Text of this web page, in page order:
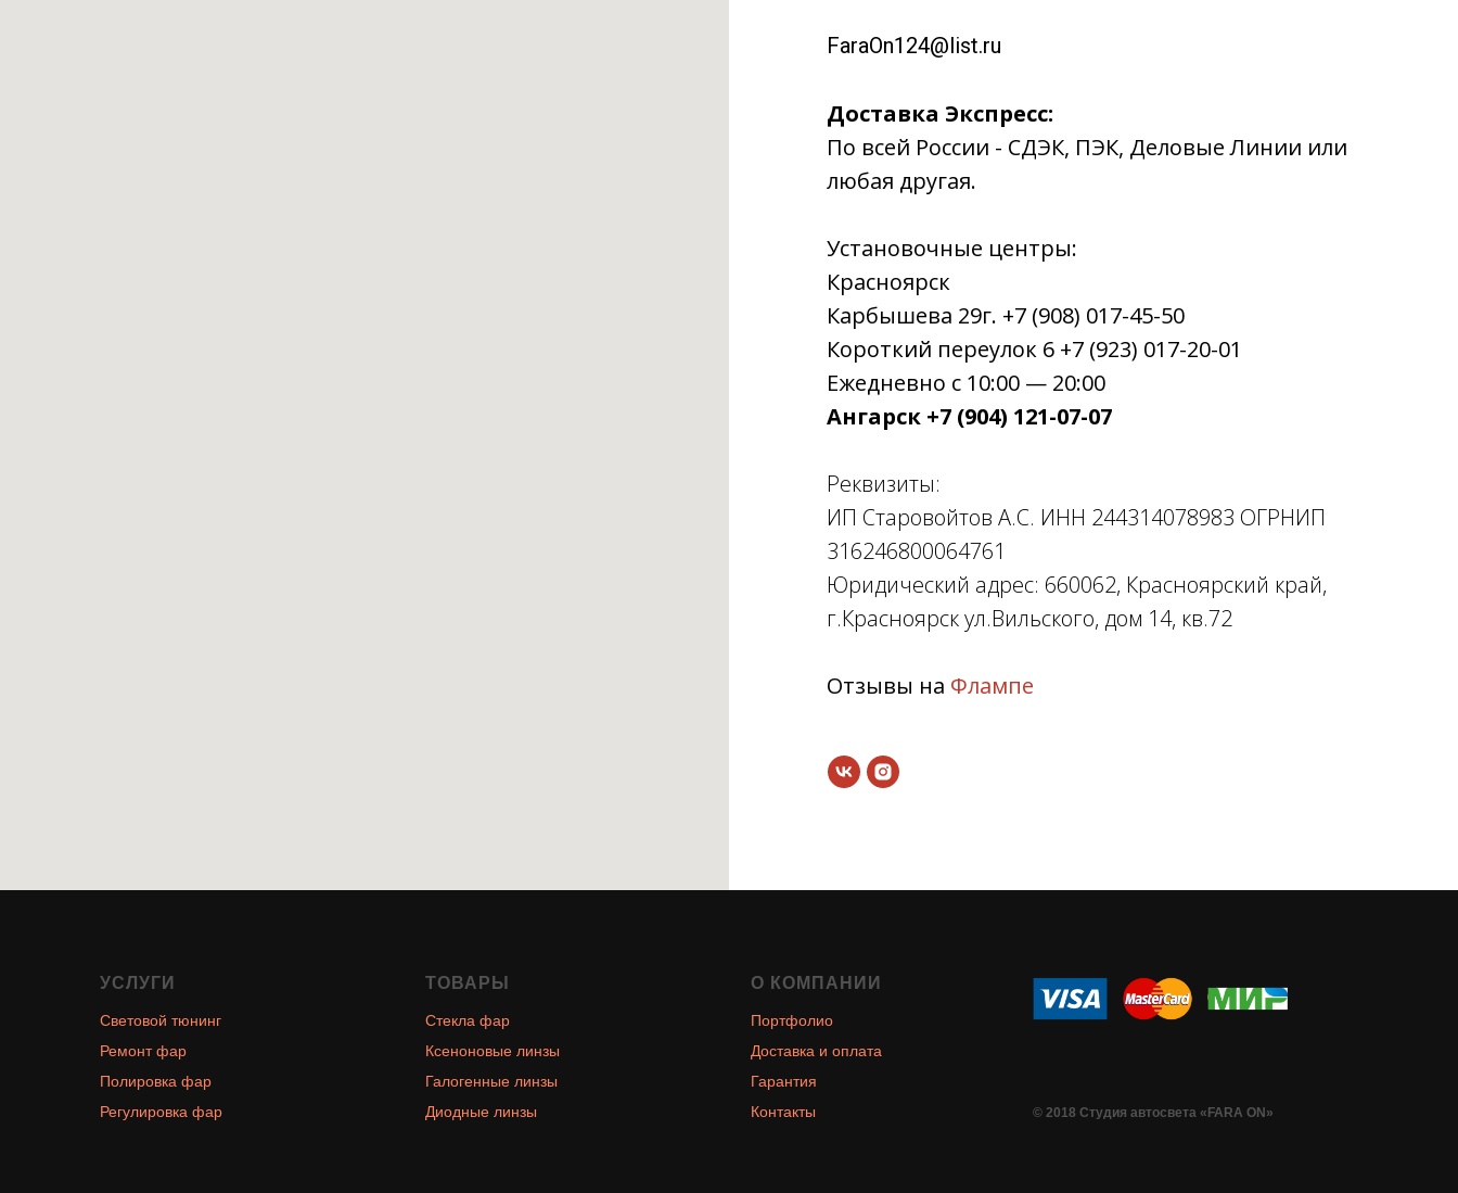
FaraOn124@list.ru
Доставка Экспресс:
По всей России - СДЭК, ПЭК, Деловые Линии или
любая другая.
Установочные центры:
Красноярск
Карбышева 29г. +7 (908) 017-45-50
Короткий переулок 6 +7 (923) 017-20-01
Ежедневно с 10:00 — 20:00
Ангарск +7 (904) 121-07-07
Реквизиты:
ИП Старовойтов А.С. ИНН 244314078983 ОГРНИП
316246800064761
Юридический адрес: 660062, Красноярский край,
г.Красноярск ул.Вильского, дом 14, кв.72
Отзывы на Флампе
УСЛУГИ
Световой тюнинг
Ремонт фар
Полировка фар
Регулировка фар
ТОВАРЫ
Стекла фар
Ксеноновые линзы
Галогенные линзы
Диодные линзы
О КОМПАНИИ
Портфолио
Доставка и оплата
Гарантия
Контакты
© 2018 Студия автосвета «FARA ON»